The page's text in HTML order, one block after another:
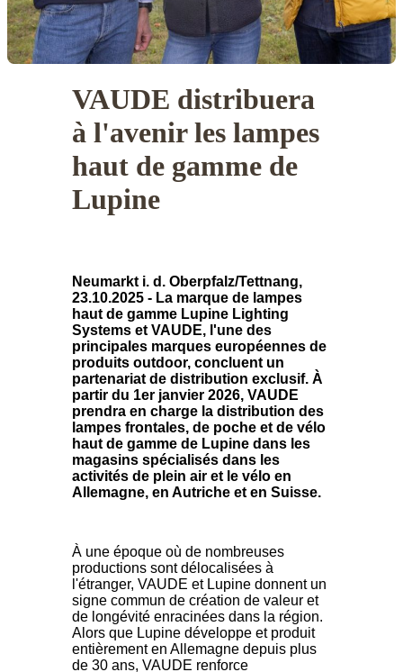
VAUDE distribuera
à l'avenir les lampes
haut de gamme de
Lupine
Neumarkt i. d. Oberpfalz/Tettnang,
23.10.2025 - La marque de lampes
haut de gamme Lupine Lighting
Systems et VAUDE, l'une des
principales marques européennes de
produits outdoor, concluent un
partenariat de distribution exclusif. À
partir du 1er janvier 2026, VAUDE
prendra en charge la distribution des
lampes frontales, de poche et de vélo
haut de gamme de Lupine dans les
magasins spécialisés dans les
activités de plein air et le vélo en
Allemagne, en Autriche et en Suisse.
À une époque où de nombreuses
productions sont délocalisées à
l'étranger, VAUDE et Lupine donnent un
signe commun de création de valeur et
de longévité enracinées dans la région.
Alors que Lupine développe et produit
entièrement en Allemagne depuis plus
de 30 ans, VAUDE renforce